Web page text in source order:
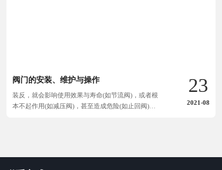
阀门的安装、维护与操作
装反，就会影响使用效果与寿命(如节流阀)，或者根
本不起作用(如减压阀)，甚至造成危险(如止回阀)。
23
2021-08